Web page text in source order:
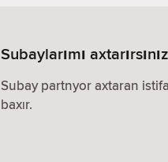
Subaylarımı
Subay partnyor axtaran
baxır.